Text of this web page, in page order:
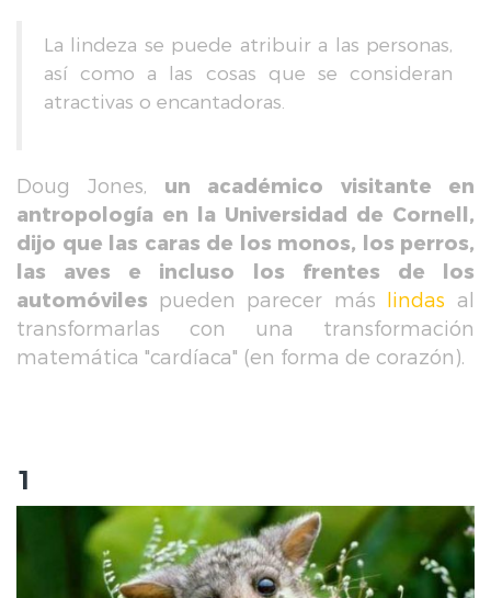
La lindeza se puede atribuir a las personas,
así como a las cosas que se consideran
atractivas o encantadoras.
Doug Jones, un académico visitante en
antropología en la Universidad de Cornell,
dijo que las caras de los monos, los perros,
las aves e incluso los frentes de los
automóviles pueden parecer más lindas al
transformarlas con una transformación
matemática "cardíaca" (en forma de corazón).
1